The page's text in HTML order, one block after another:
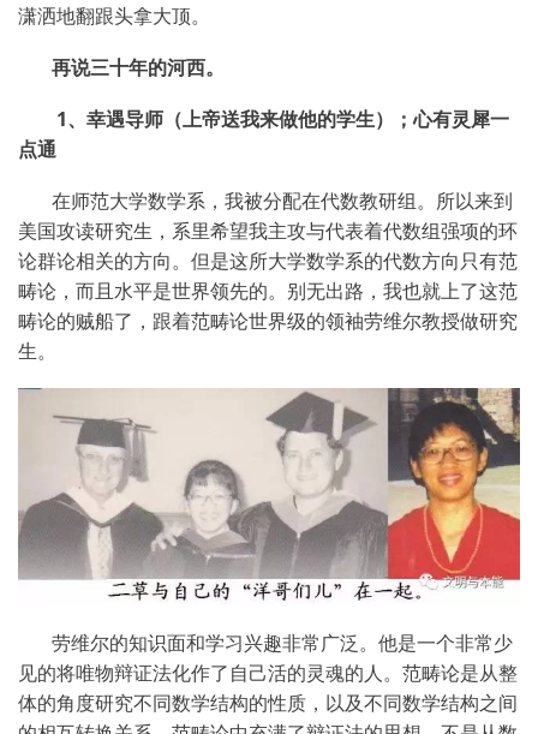
潇洒地翻跟头拿大顶。
再说三十年的河西。
1、幸遇导师（上帝送我来做他的学生）；心有灵犀一
点通
在师范大学数学系，我被分配在代数教研组。所以来到
美国攻读研究生，系里希望我主攻与代表着代数组强项的环
论群论相关的方向。但是这所大学数学系的代数方向只有范
畴论，而且水平是世界领先的。别无出路，我也就上了这范
畴论的贼船了，跟着范畴论世界级的领袖劳维尔教授做研究
生。
劳维尔的知识面和学习兴趣非常广泛。他是一个非常少
见的将唯物辩证法化作了自己活的灵魂的人。范畴论是从整
体的角度研究不同数学结构的性质，以及不同数学结构之间